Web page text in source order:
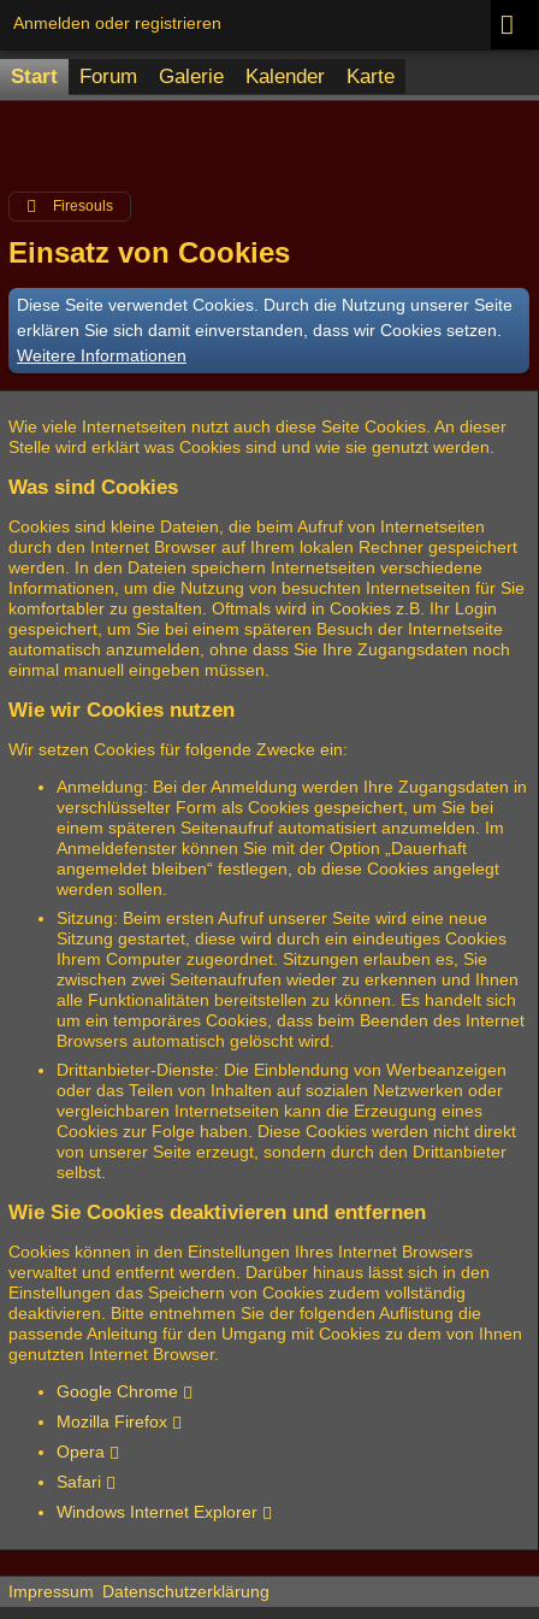
Anmelden oder registrieren
Start Forum Galerie Kalender Karte
Firesouls
Einsatz von Cookies
Diese Seite verwendet Cookies. Durch die Nutzung unserer Seite
erklären Sie sich damit einverstanden, dass wir Cookies setzen.
Weitere Informationen
Wie viele Internetseiten nutzt auch diese Seite Cookies. An dieser
Stelle wird erklärt was Cookies sind und wie sie genutzt werden.
Was sind Cookies
Cookies sind kleine Dateien, die beim Aufruf von Internetseiten
durch den Internet Browser auf Ihrem lokalen Rechner gespeichert
werden. In den Dateien speichern Internetseiten verschiedene
Informationen, um die Nutzung von besuchten Internetseiten für Sie
komfortabler zu gestalten. Oftmals wird in Cookies z.B. Ihr Login
gespeichert, um Sie bei einem späteren Besuch der Internetseite
automatisch anzumelden, ohne dass Sie Ihre Zugangsdaten noch
einmal manuell eingeben müssen.
Wie wir Cookies nutzen
Wir setzen Cookies für folgende Zwecke ein:
Anmeldung: Bei der Anmeldung werden Ihre Zugangsdaten in
verschlüsselter Form als Cookies gespeichert, um Sie bei
einem späteren Seitenaufruf automatisiert anzumelden. Im
Anmeldefenster können Sie mit der Option „Dauerhaft
angemeldet bleiben“ festlegen, ob diese Cookies angelegt
werden sollen.
Sitzung: Beim ersten Aufruf unserer Seite wird eine neue
Sitzung gestartet, diese wird durch ein eindeutiges Cookies
Ihrem Computer zugeordnet. Sitzungen erlauben es, Sie
zwischen zwei Seitenaufrufen wieder zu erkennen und Ihnen
alle Funktionalitäten bereitstellen zu können. Es handelt sich
um ein temporäres Cookies, dass beim Beenden des Internet
Browsers automatisch gelöscht wird.
Drittanbieter-Dienste: Die Einblendung von Werbeanzeigen
oder das Teilen von Inhalten auf sozialen Netzwerken oder
vergleichbaren Internetseiten kann die Erzeugung eines
Cookies zur Folge haben. Diese Cookies werden nicht direkt
von unserer Seite erzeugt, sondern durch den Drittanbieter
selbst.
Wie Sie Cookies deaktivieren und entfernen
Cookies können in den Einstellungen Ihres Internet Browsers
verwaltet und entfernt werden. Darüber hinaus lässt sich in den
Einstellungen das Speichern von Cookies zudem vollständig
deaktivieren. Bitte entnehmen Sie der folgenden Auflistung die
passende Anleitung für den Umgang mit Cookies zu dem von Ihnen
genutzten Internet Browser.
Google Chrome
Mozilla Firefox
Opera
Safari
Windows Internet Explorer
Impressum Datenschutzerklärung